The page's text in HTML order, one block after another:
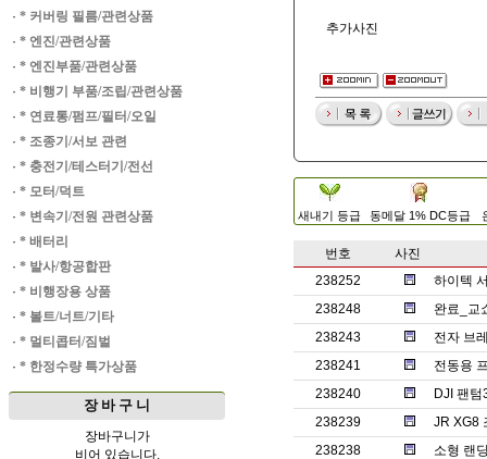
· * 커버링 필름/관련상품
· * 엔진/관련상품
· * 엔진부품/관련상품
· * 비행기 부품/조립/관련상품
· * 연료통/펌프/필터/오일
· * 조종기/서보 관련
· * 충전기/테스터기/전선
· * 모터/덕트
· * 변속기/전원 관련상품
· * 배터리
· * 발사/항공합판
· * 비행장용 상품
· * 볼트/너트/기타
· * 멀티콥터/짐벌
· * 한정수량 특가상품
장 바 구 니
장바구니가
비어 있습니다.
추가사진
새내기 등급 동메달 1% DC등급
번호
사진
238252
하이텍
238248
완료_교
238243
전자 브
238241
전동용
238240
DJI 팬
238239
JR XG8
238238
소형 랜